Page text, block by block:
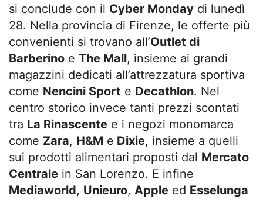
si conclude con il Cyber Monday di lunedì
28. Nella provincia di Firenze, le offerte più
convenienti si trovano all’Outlet di
Barberino e The Mall, insieme ai grandi
magazzini dedicati all’attrezzatura sportiva
come Nencini Sport e Decathlon. Nel
centro storico invece tanti prezzi scontati
tra La Rinascente e i negozi monomarca
come Zara, H&M e Dixie, insieme a quelli
sui prodotti alimentari proposti dal Mercato
Centrale in San Lorenzo. E infine
Mediaworld, Unieuro, Apple ed Esselunga